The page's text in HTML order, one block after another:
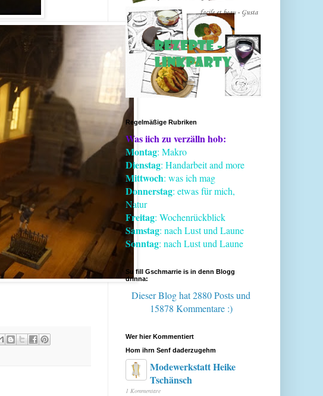
Regelmäßige Rubriken
Was iich zu verzälln hob:
Montag: Makro
Dienstag: Handarbeit and more
Mittwoch: was ich mag
Donnerstag: etwas für mich,
Natur
Freitag: Wochenrückblick
Samstag: nach Lust und Laune
Sonntag: nach Lust und Laune
Su fill Gschmarrie is in denn Blogg
drinna:
Dieser Blog hat 2880 Postsund
15878 Kommentare :)
Wer hier Kommentiert
Hom ihrn Senf daderzugehm
Modewerkstatt Heike
Tschänsch
1 Kommentare